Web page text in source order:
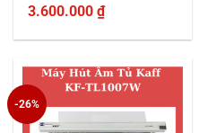
Giá
4.780.000 ₫.
3.600.000₫
tại
là:
3.600.000 ₫.
-26%